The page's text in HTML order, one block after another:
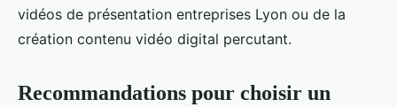
vidéos de présentation entreprises Lyon ou de la
création contenu vidéo digital percutant.
Recommandations pour choisir un